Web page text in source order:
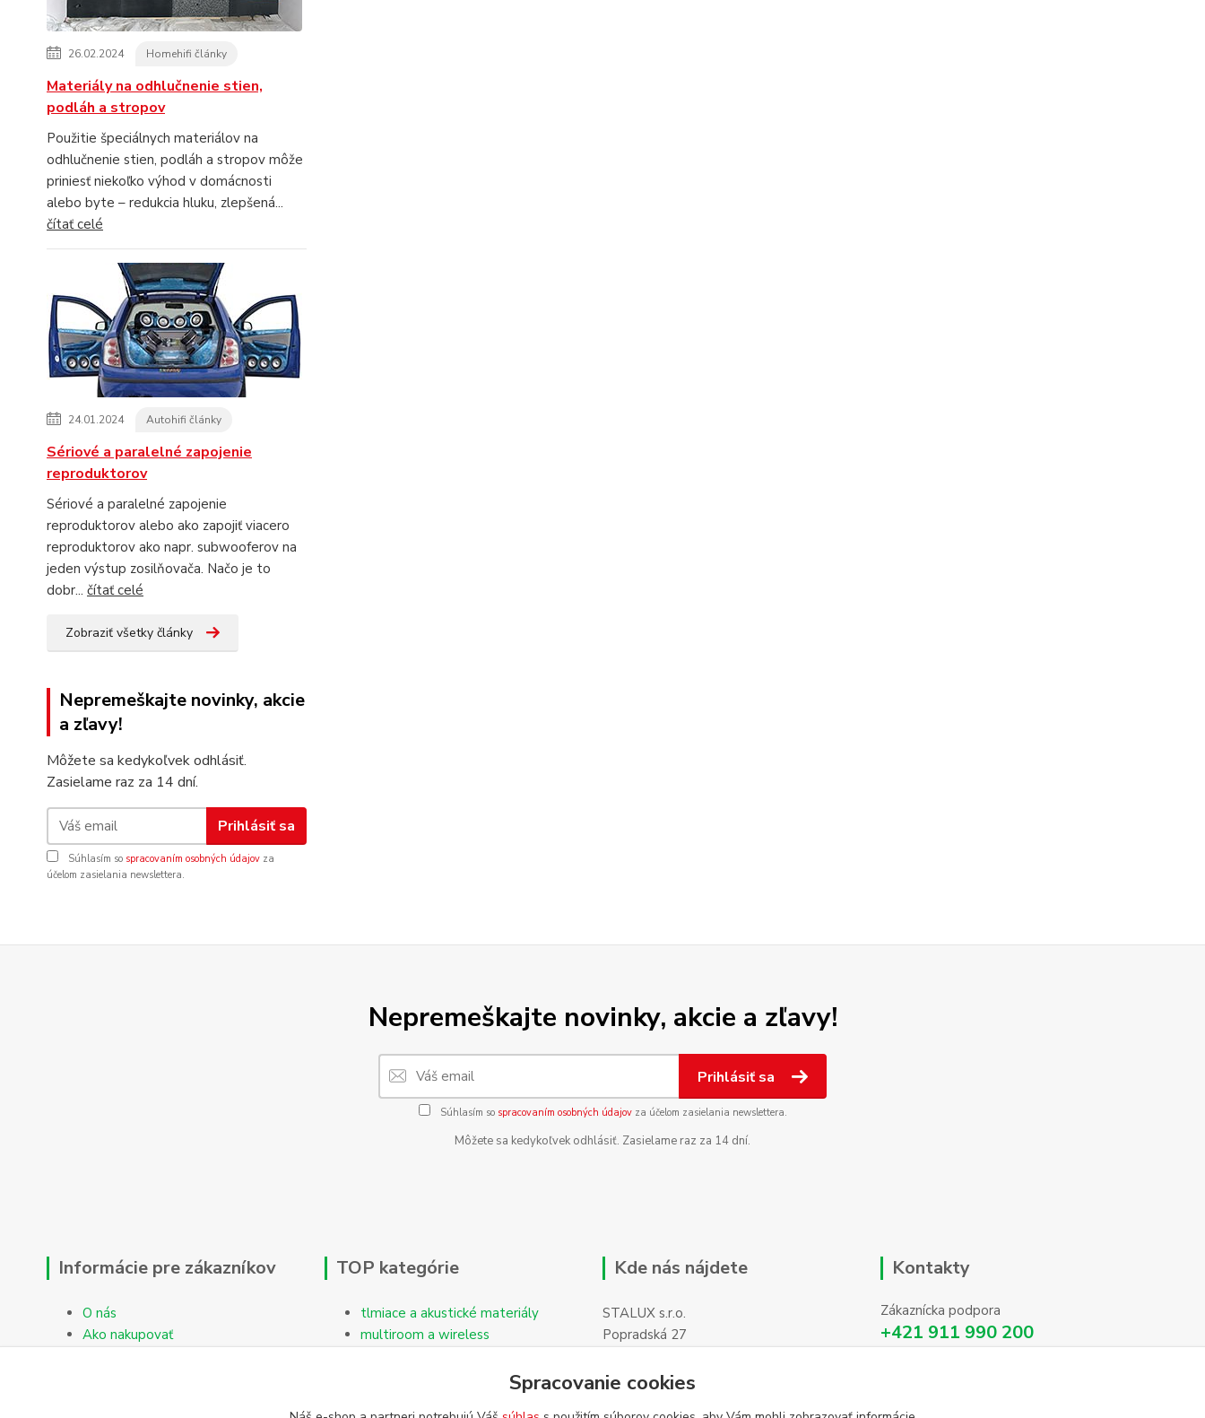
26.02.2024 Homehifi články
Materiály na odhlučnenie stien,
podláh a stropov
Použitie špeciálnych materiálov na
odhlučnenie stien, podláh a stropov môže
priniesť niekoľko výhod v domácnosti
alebo byte – redukcia hluku, zlepšená...
čítať celé
24.01.2024 Autohifi články
Sériové a paralelné zapojenie
reproduktorov
Sériové a paralelné zapojenie
reproduktorov alebo ako zapojiť viacero
reproduktorov ako napr. subwooferov na
jeden výstup zosilňovača. Načo je to
dobr... čítať celé
Zobraziť všetky články
Nepremeškajte novinky, akcie
a zľavy!
Môžete sa kedykoľvek odhlásiť.
Zasielame raz za 14 dní.
Prihlásiť sa
Súhlasím so spracovaním osobných údajov za
účelom zasielania newslettera.
Nepremeškajte novinky, akcie a zľavy!
Prihlásiť sa
Súhlasím so spracovaním osobných údajovza účelom zasielania newslettera.
Môžete sa kedykoľvek odhlásiť. Zasielame raz za 14 dní.
Informácie pre zákazníkov
O nás
Ako nakupovať
TOP kategórie
tlmiace a akustické materiály
multiroom a wireless
Kde nás nájdete
STALUX s.r.o.
Popradská 27
Kontakty
Zákaznícka podpora
+421 911 990 200
Spracovanie cookies